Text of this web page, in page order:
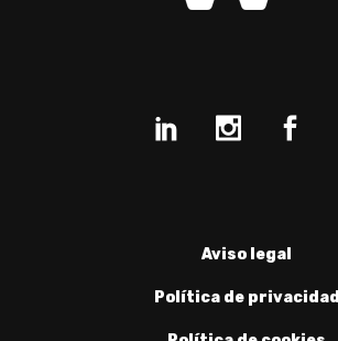
Aviso legal
Política de privacidad